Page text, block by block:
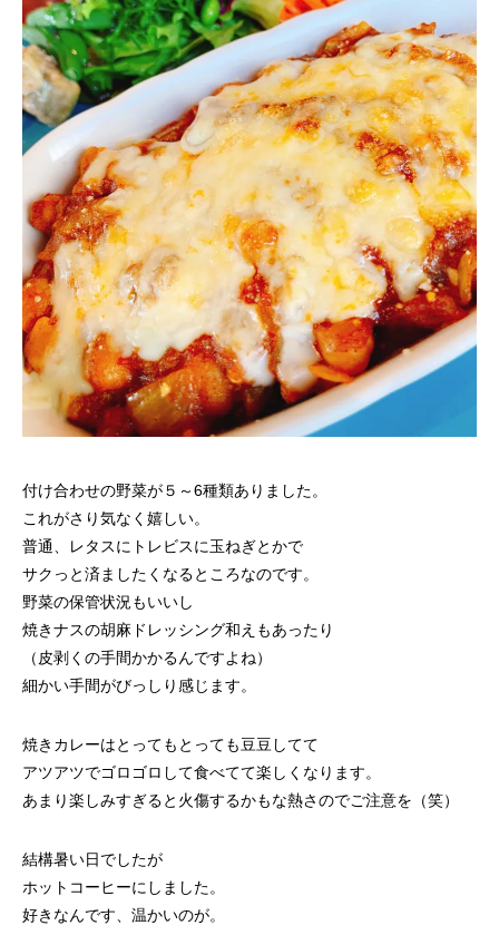
付け合わせの野菜が５～6種類ありました。
これがさり気なく嬉しい。
普通、レタスにトレビスに玉ねぎとかで
サクっと済ましたくなるところなのです。
野菜の保管状況もいいし
焼きナスの胡麻ドレッシング和えもあったり
（皮剥くの手間かかるんですよね）
細かい手間がびっしり感じます。
焼きカレーはとってもとっても豆豆してて
アツアツでゴロゴロして食べてて楽しくなります。
あまり楽しみすぎると火傷するかもな熱さのでご注意を（笑）
結構暑い日でしたが
ホットコーヒーにしました。
好きなんです、温かいのが。
Twitter